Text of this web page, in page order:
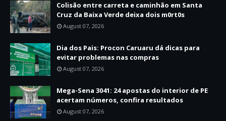
Colisão entre carreta e caminhão em Santa
Cruz da Baixa Verde deixa dois m0rt0s
August 07, 2026
Dia dos Pais: Procon Caruaru dá dicas para
evitar problemas nas compras
August 07, 2026
Mega-Sena 3041: 24 apostas do interior de PE
acertam números, confira resultados
August 07, 2026